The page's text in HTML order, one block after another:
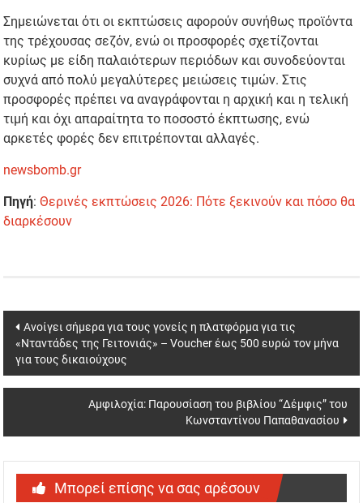
Σημειώνεται ότι οι εκπτώσεις αφορούν συνήθως προϊόντα
της τρέχουσας σεζόν, ενώ οι προσφορές σχετίζονται
κυρίως με είδη παλαιότερων περιόδων και συνοδεύονται
συχνά από πολύ μεγαλύτερες μειώσεις τιμών. Στις
προσφορές πρέπει να αναγράφονται η αρχική και η τελική
τιμή και όχι απαραίτητα το ποσοστό έκπτωσης, ενώ
αρκετές φορές δεν επιτρέπονται αλλαγές.
newsbomb.gr
Πηγή:Θερινές εκπτώσεις 2026: Πότε ξεκινούν και πόσο θα
διαρκέσουν
Post
navigation
Ανοίγει σήμερα για τους γονείς η πλατφόρμα για τις
«Νταντάδες της Γειτονιάς» – Voucher έως 500 ευρώ τον μήνα
για τους δικαιούχους
Αμφιλοχία: Παρουσίαση του βιβλίου “Δέμφις” του
Κωνσταντίνου Παπαθανασίου
Μπορεί επίσης να σας αρέσουν